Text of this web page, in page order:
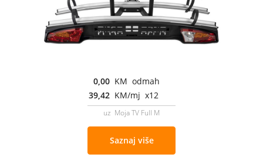
0,00 KM odmah
39,42 KM/mj x12
uz Moja TV Full M
Saznaj više